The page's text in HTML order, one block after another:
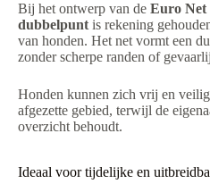
Bij het ontwerp van de Euro Net
dubbelpunt is rekening
van honden. Het net vormt een
zonder scherpe randen of
Honden kunnen zich vrij en
afgezette gebied, terwijl de
overzicht behoudt.
Ideaal voor tijdelijke en